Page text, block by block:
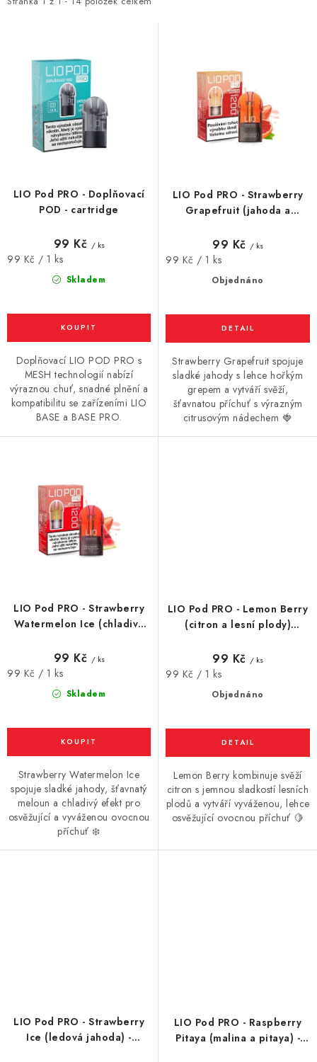
BATERIE A NABÍJEČKY
GRIPY & MODY
PŘÍSLUŠENSTVÍ
Kontakty
Prodejny Volná místa
ůLIO Pod PRO - Doplňovací
POD - cartridge
Skladem
99 Kč / ks
Měrná
99 Kč / 1 ks
Doplňovací LIO POD PRO s
MESH technologií nabízí
výraznou chuť, snadné plnění a
kompatibilitu se zařízeními LIO
BASE a BASE PRO.
LIO Pod PRO - Strawberry
Grapefruit (jahoda a
cartridge - Bez nikotinu
Objednáno
99 Kč / ks
Měrná
99 Kč / 1 ks
Strawberry Grapefruit spojuje
sladké jahody s lehce hořkým
grepem a vytváří svěží,
šťavnatou příchuť s výrazným
citrusovým nádechem 🍓
LIO Pod PRO - Strawberry
Watermelon Ice (chladivá
cartridge - 16mg
Skladem
99 Kč / ks
Měrná
99 Kč / 1 ks
Strawberry Watermelon Ice
spojuje sladké jahody, šťavnatý
meloun a chladivý efekt pro
osvěžující a vyváženou ovocnou
příchuť ❄️
LIO Pod PRO - Lemon Berry
(citron a lesní plody)
Objednáno
99 Kč / ks
Měrná
99 Kč / 1 ks
Lemon Berry kombinuje svěží
citron s jemnou sladkostí lesních
plodů a vytváří vyváženou, lehce
osvěžující ovocnou příchuť 🍋
LIO Pod PRO - Strawberry
Ice (ledová jahoda) -
LIO Pod PRO - Raspberry
Pitaya (malina a pitaya) -